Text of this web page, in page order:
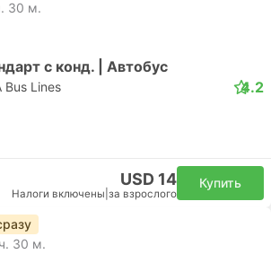
30 м.
с конд. | Автобус
Bus Lines 4.2
USD 14
Налоги включены за взрослого
Купить
30 м.